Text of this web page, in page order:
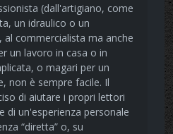
(dall'artigiano, come
un idraulico o un
commercialista ma anche
un lavoro in casa o in
o magari per un
non è sempre facile. Il
di aiutare i propri lettori
di un'esperienza personale
“diretta” o, su